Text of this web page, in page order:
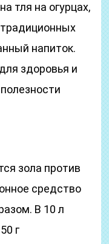
тля на огурцах,
напиток.
здоровья и
зола против
средство
В 10 л
г